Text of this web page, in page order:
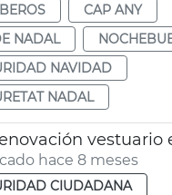
CAP ANY
NADAL
NAVIDAD
NADAL
hace 8 meses
CIUDADANA